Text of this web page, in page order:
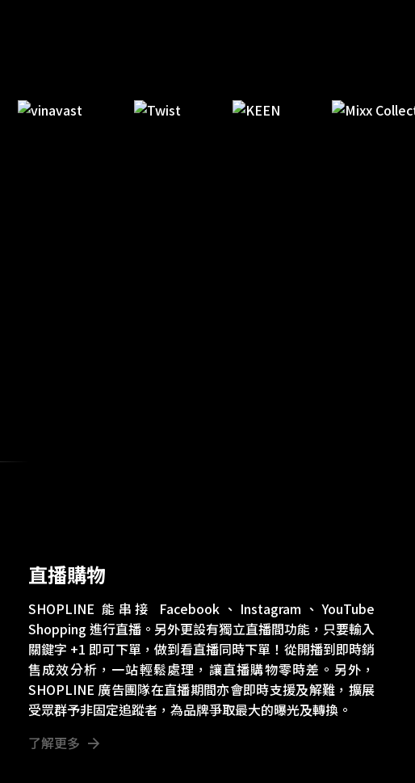
直播購物
SHOPLINE 能串接 Facebook、Instagram、YouTube
Shopping 進行直播。另外更設有獨立直播間功能，只要輸入
關鍵字 +1 即可下單，做到看直播同時下單！從開播到即時銷
售成效分析，一站輕鬆處理，讓直播購物零時差。另外，
SHOPLINE 廣告團隊在直播期間亦會即時支援及解難，擴展
受眾群予非固定追蹤者，為品牌爭取最大的曝光及轉換。
了解更多